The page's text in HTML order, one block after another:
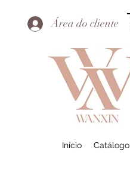
Área do cliente
Início Catálogo